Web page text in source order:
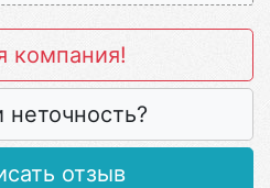
компания!
отзыв